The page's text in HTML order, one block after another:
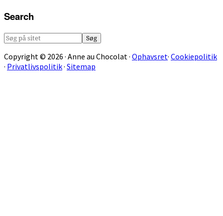
Search
Søg
sitet
Copyright © 2026 · Anne au Chocolat · Ophavsret· Cookiepolitik
· Privatlivspolitik· Sitemap